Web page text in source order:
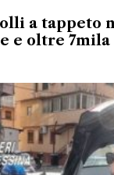
a tappeto
e oltre